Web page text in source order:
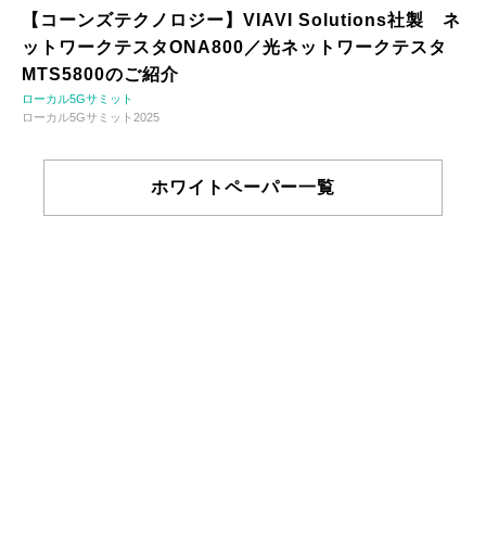
【コーンズテクノロジー】VIAVI Solutions社製 ネ
ットワークテスタONA800／光ネットワークテスタ
MTS5800のご紹介
ローカル5Gサミット
ローカル5Gサミット2025
ホワイトペーパー一覧